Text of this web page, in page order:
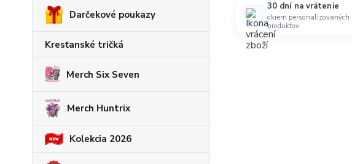
Darčekové poukazy
Kresťanské tričká
Merch Six Seven
Merch Huntrix
Kolekcia 2026
30 dní na vrátenie
okrem personalizovaných
produktov